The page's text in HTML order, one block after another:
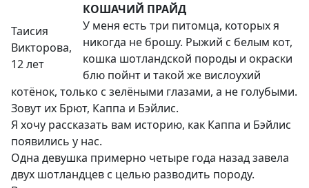
Таисия
Викторова,
12 лет
КОШАЧИЙ ПРАЙД
У меня есть три питомца, которых я
никогда не брошу. Рыжий с белым кот,
кошка шотландской породы и окраски
блю пойнт и такой же вислоухий
котёнок, только с зелёными глазами, а не голубыми.
Зовут их Брют, Каппа и Бэйлис.
Я хочу рассказать вам историю, как Каппа и Бэйлис
появились у нас.
Одна девушка примерно четыре года назад завела
двух шотландцев с целью разводить породу.